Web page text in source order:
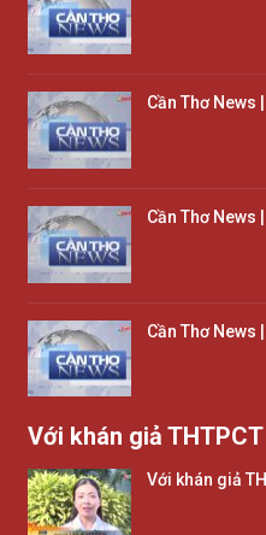
Cần Thơ News
Cần Thơ News
Cần Thơ News
Với khán giả THTPCT
Với khán giả